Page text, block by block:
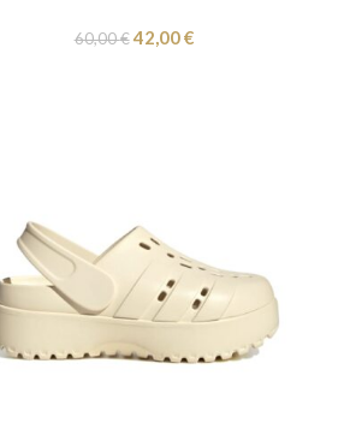
60,00€42,00€